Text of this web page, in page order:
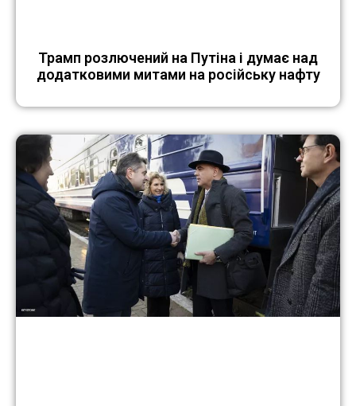
Трамп розлючений на Путіна і думає над
додатковими митами на російську нафту